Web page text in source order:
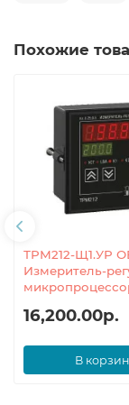
Похожие
ТРМ212-Щ1.УР
Измеритель-
16,200.00р.
В